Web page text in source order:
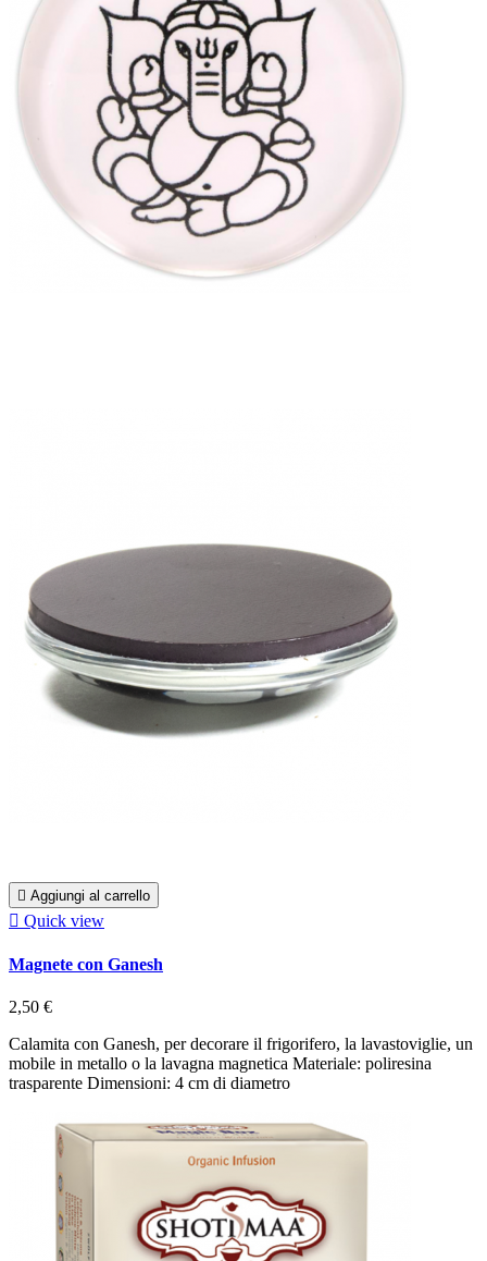
 Aggiungi al carrello
 Quick view
Magnete con Ganesh
2,50 €
Calamita con Ganesh, per decorare il frigorifero, la lavastoviglie, un
mobile in metallo o la lavagna magnetica Materiale: poliresina
trasparente Dimensioni: 4 cm di diametro